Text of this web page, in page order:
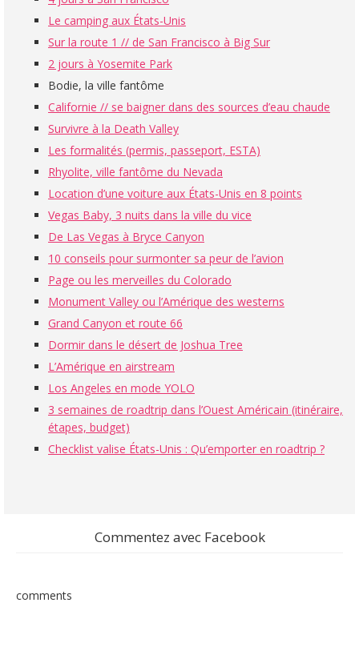
Le camping aux États-Unis
Sur la route 1 // de San Francisco à Big Sur
2 jours à Yosemite Park
Bodie, la ville fantôme
Californie // se baigner dans des sources d’eau chaude
Survivre à la Death Valley
Les formalités (permis, passeport, ESTA)
Rhyolite, ville fantôme du Nevada
Location d’une voiture aux États-Unis en 8 points
Vegas Baby, 3 nuits dans la ville du vice
De Las Vegas à Bryce Canyon
10 conseils pour surmonter sa peur de l’avion
Page ou les merveilles du Colorado
Monument Valley ou l’Amérique des westerns
Grand Canyon et route 66
Dormir dans le désert de Joshua Tree
L’Amérique en airstream
Los Angeles en mode YOLO
3 semaines de roadtrip dans l’Ouest Américain (itinéraire,
étapes, budget)
Checklist valise États-Unis : Qu’emporter en roadtrip ?
Commentez avec Facebook
comments